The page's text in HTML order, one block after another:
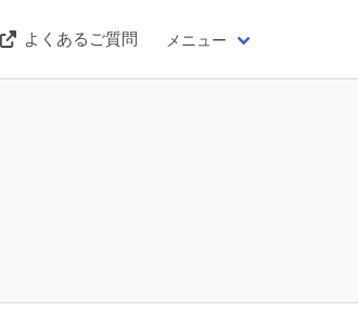
よくあるご質問 メニュー